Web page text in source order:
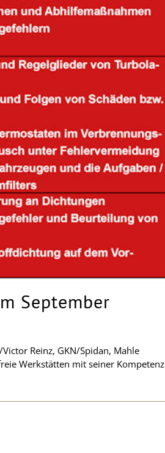
September
Reinz, GKN/Spidan, Mahle
Werkstätten mit seiner Kompetenz